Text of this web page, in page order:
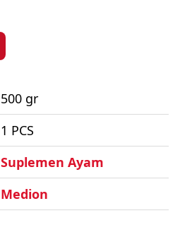
500 gr
1 PCS
Suplemen Ayam
Medion